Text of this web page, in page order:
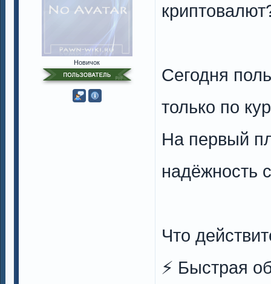
Новичок
Сегодня
только по
На первый
надёжность
Что
⚡️ Быстрая